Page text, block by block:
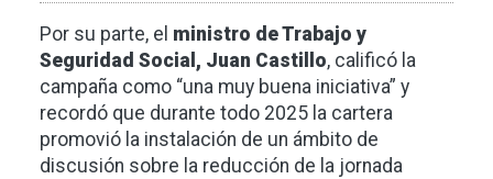
Por su parte, el ministro de Trabajo y
Seguridad Social, Juan Castillo, calificó la
campaña como “una muy buena iniciativa” y
recordó que durante todo 2025 la cartera
promovió la instalación de un ámbito de
discusión sobre la reducción de la jornada